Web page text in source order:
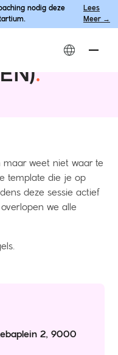
nodig deze
Lees
Meer →
.
maar weet niet waar te
template die je op
deze sessie actief
we alle
2, 9000